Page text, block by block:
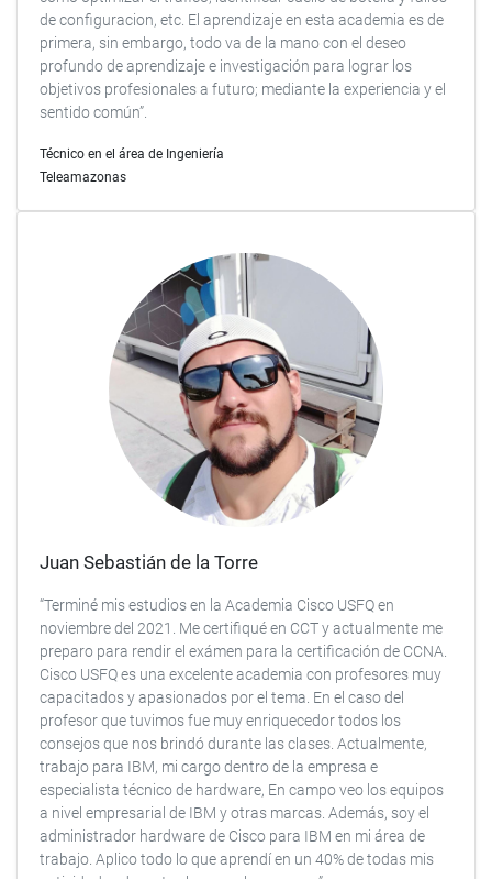
de configuracion, etc. El aprendizaje en esta academia es de
primera, sin embargo, todo va de la mano con el deseo
profundo de aprendizaje e investigación para lograr los
objetivos profesionales a futuro; mediante la experiencia y el
sentido común”.
Técnico en el área de Ingeniería
Teleamazonas
Juan Sebastián de la Torre
“Terminé mis estudios en la Academia Cisco USFQ en
noviembre del 2021. Me certifiqué en CCT y actualmente me
preparo para rendir el exámen para la certificación de CCNA.
Cisco USFQ es una excelente academia con profesores muy
capacitados y apasionados por el tema. En el caso del
profesor que tuvimos fue muy enriquecedor todos los
consejos que nos brindó durante las clases. Actualmente,
trabajo para IBM, mi cargo dentro de la empresa e
especialista técnico de hardware, En campo veo los equipos
a nivel empresarial de IBM y otras marcas. Además, soy el
administrador hardware de Cisco para IBM en mi área de
trabajo. Aplico todo lo que aprendí en un 40% de todas mis